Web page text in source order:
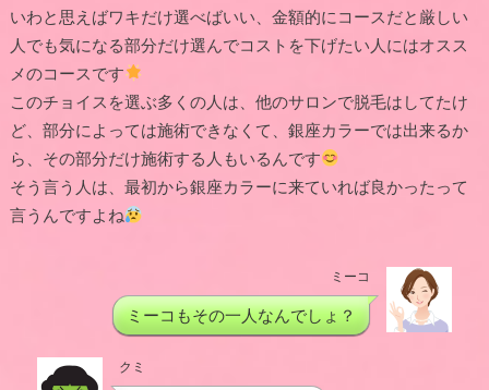
いわと思えばワキだけ選べばいい、金額的にコースだと厳しい
人でも気になる部分だけ選んでコストを下げたい人にはオスス
メのコースです
このチョイスを選ぶ多くの人は、他のサロンで脱毛はしてたけ
ど、部分によっては施術できなくて、銀座カラーでは出来るか
ら、その部分だけ施術する人もいるんです
そう言う人は、最初から銀座カラーに来ていれば良かったって
言うんですよね
ミーコ
ミーコもその一人なんでしょ？
クミ